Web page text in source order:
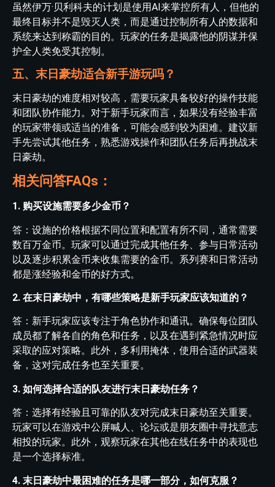
虽然伊万·贝利科夫的计划是使用AI来掌控所有人，但他的
最终目标并不是毁灭人类，而是通过控制所有人的数据和
系统来达到称霸的目的。玩家的任务是揭露他的阴谋并保
护全人类免受其控制。
五、末日豪劫适合新手游玩吗？
末日豪劫的难度相对较高，需要玩家具备较好的操作技能
和团队协作能力。对于新手玩家而言，如果没有经验丰富
的玩家带领或适当的准备，可能会感到较为困难。建议新
手先尝试其他任务，熟悉游戏操作和团队任务后再挑战末
日豪劫。
相关问答FAQs：
1. 购买设施需要多少金币？
答：设施的价格根据不同位置和配置有所不同，通常需要
数百万金币。玩家可以通过完成其他任务、参与日常活动
以及逐步积累金币来收集需要的金币。系列赛和日常活动
都是涨经验和金币的好方式。
2. 在末日豪劫中，有哪些策略是新手玩家应该知道的？
答：新手玩家应该专注于角色协作和通讯。确保每位团队
成员都了解各自的角色和任务，以及在遇到紧急情况时应
采取的应对策略。此外，多利用掩体，使用合适的武器装
备，这对完成任务也至关重要。
3. 如何选择合适的队友进行末日豪劫任务？
答：选择有经验且可靠的队友对完成末日豪劫至关重要。
玩家可以在游戏中公屏喊人、论坛或是朋友圈中寻找意志
相投的玩家。此外，观察玩家在其他在线任务中的表现也
是一个选择标准。
4. 末日豪劫中最困难的任务是哪一部分，如何克服？